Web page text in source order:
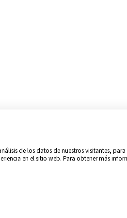
de los datos de nuestros visitantes,
en el sitio web. Para obtener más